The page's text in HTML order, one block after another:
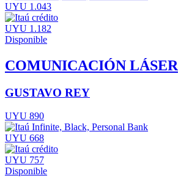
UYU 1.043
UYU 1.182
Disponible
COMUNICACIÓN LÁSER
GUSTAVO REY
UYU 890
UYU 668
UYU 757
Disponible